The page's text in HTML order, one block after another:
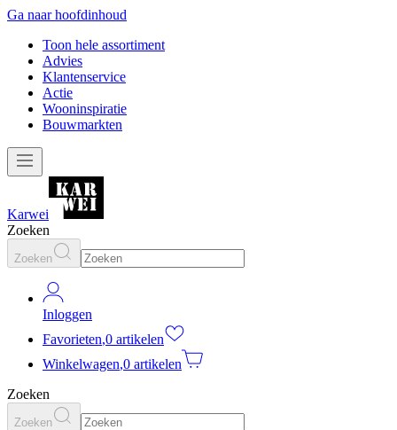
Ga naar hoofdinhoud
Toon hele assortiment
Advies
Klantenservice
Actie
Wooninspiratie
Bouwmarkten
Karwei
Zoeken
Zoeken
Inloggen
Favorieten,0 artikelen
Winkelwagen,0 artikelen
Zoeken
Zoeken